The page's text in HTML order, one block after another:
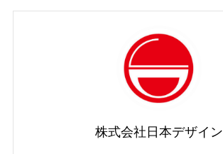
株式会社日本デザイン